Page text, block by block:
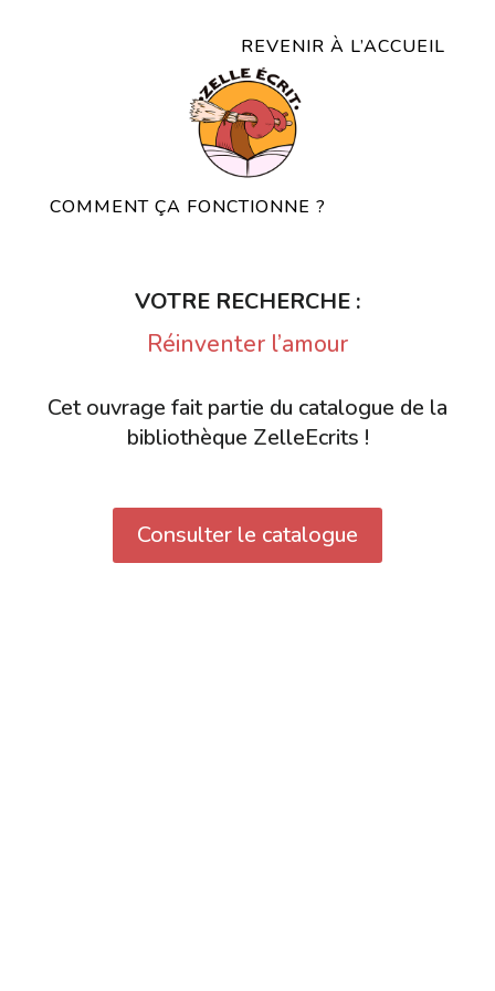
REVENIR À L’ACCUEIL
COMMENT ÇA FONCTIONNE ?
VOTRE RECHERCHE :
Réinventer l’amour
Cet ouvrage fait partie du catalogue de la
bibliothèque ZelleEcrits !
Consulter le catalogue